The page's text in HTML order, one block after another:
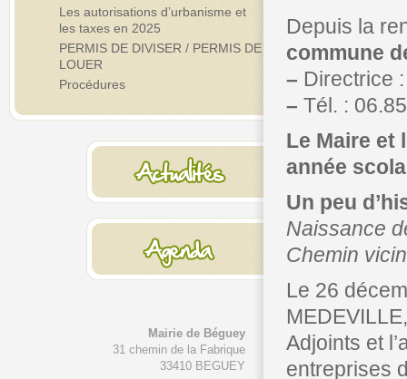
Les autorisations d’urbanisme et
les taxes en 2025
PERMIS DE DIVISER / PERMIS DE
LOUER
Procédures
Mairie de Béguey
31 chemin de la Fabrique
33410 BEGUEY
Depuis la
commune
– Directrice
– Tél. :
Le Maire et
année
Un peu
Naissance
Chemin
Le 26
Adjoints et
entreprises